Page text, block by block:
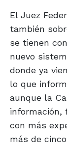
El Juez
también
se tienen
nuevo
donde ya
lo que
aunque la
información,
con más
más de